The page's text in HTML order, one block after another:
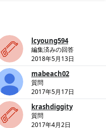
lcyoung594
編集済みの回答
2018年5月13日
mabeach02
質問
2017年5月17日
krashdiggity
質問
2017年4月2日